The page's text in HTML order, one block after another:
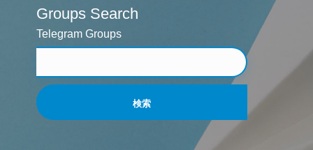
Groups Search
Telegram Groups